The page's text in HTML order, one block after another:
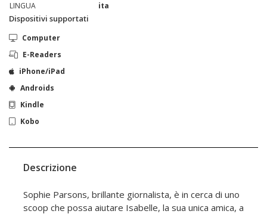
LINGUA
ita
Dispositivi supportati
Computer
E-Readers
iPhone/iPad
Androids
Kindle
Kobo
Descrizione
Sophie Parsons, brillante giornalista, è in cerca di uno
scoop che possa aiutare Isabelle, la sua unica amica, a